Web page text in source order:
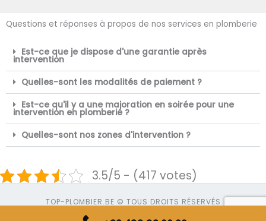
Questions et réponses à propos de nos services en plomberie
Est-ce que je dispose d'une garantie après
intervention
Quelles-sont les modalités de paiement ?
Est-ce qu'il y a une majoration en soirée pour une
intervention en plomberie ?
Quelles-sont nos zones d'intervention ?
3.5/5 - (417 votes)
TOP-PLOMBIER.BE © TOUS DROITS RÉSERVÉS